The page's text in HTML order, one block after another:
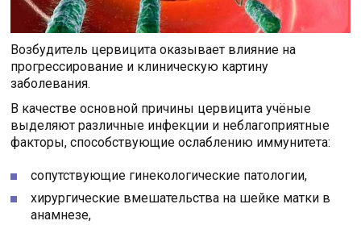
Возбудитель цервицита оказывает влияние на
прогрессирование и клиническую картину
заболевания.
В качестве основной причины цервицита учёные
выделяют различные инфекции и неблагоприятные
факторы, способствующие ослаблению иммунитета:
сопутствующие гинекологические патологии,
хирургические вмешательства на шейке матки в
анамнезе,